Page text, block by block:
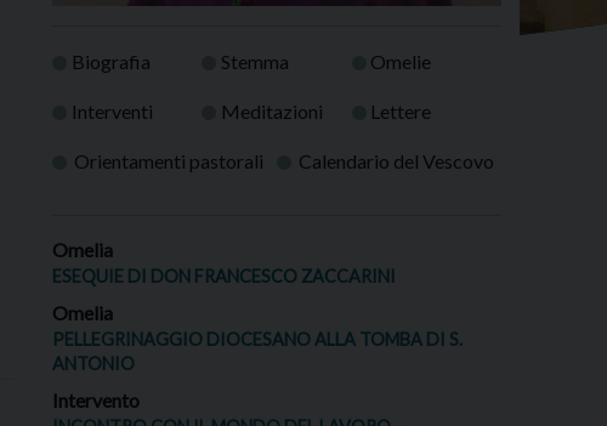
Biografia Stemma Omelie
Interventi Meditazioni Lettere
Orientamenti pastorali Calendario del Vescovo
Omelia
ESEQUIE DI DON FRANCESCO ZACCARINI
Omelia
PELLEGRINAGGIO DIOCESANO ALLA TOMBA DI S.
ANTONIO
Intervento